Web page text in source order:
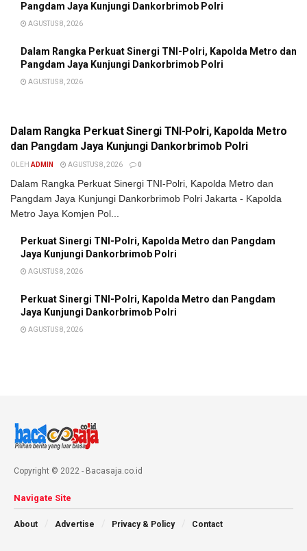
Pangdam Jaya Kunjungi Dankorbrimob Polri
AGUSTUS 8, 2026
Dalam Rangka Perkuat Sinergi TNI-Polri, Kapolda Metro dan
Pangdam Jaya Kunjungi Dankorbrimob Polri
AGUSTUS 8, 2026
Dalam Rangka Perkuat Sinergi TNI-Polri, Kapolda Metro
dan Pangdam Jaya Kunjungi Dankorbrimob Polri
OLEH ADMIN AGUSTUS 8, 2026 0
Dalam Rangka Perkuat Sinergi TNI-Polri, Kapolda Metro dan
Pangdam Jaya Kunjungi Dankorbrimob Polri Jakarta - Kapolda
Metro Jaya Komjen Pol...
Perkuat Sinergi TNI-Polri, Kapolda Metro dan Pangdam
Jaya Kunjungi Dankorbrimob Polri
AGUSTUS 8, 2026
Perkuat Sinergi TNI-Polri, Kapolda Metro dan Pangdam
Jaya Kunjungi Dankorbrimob Polri
AGUSTUS 8, 2026
Copyright © 2022 - Bacasaja.co.id
Navigate Site
About Advertise Privacy & Policy Contact